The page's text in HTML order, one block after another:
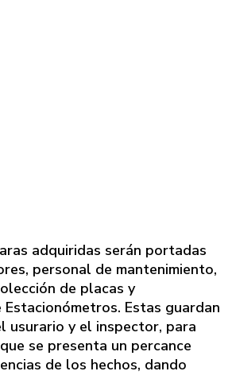
adquiridas serán portadas
personal de mantenimiento,
de placas y
Estas guardan
usurario y el inspector, para
se presenta un percance
de los hechos, dando